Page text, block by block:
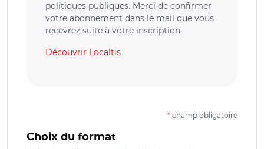
politiques publiques. Merci de confirmer
votre abonnement dans le mail que vous
recevrez suite à votre inscription.
Découvrir Localtis
* champ obligatoire
Choix du format